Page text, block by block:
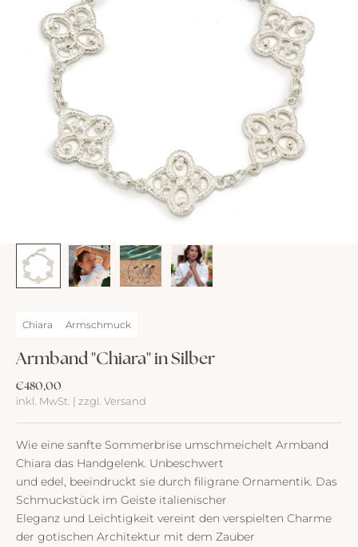
Chiara Armschmuck
Armband "Chiara" in Silber
Angebot
€480,00
inkl. MwSt. | zzgl. Versand
Wie eine sanfte Sommerbrise umschmeichelt Armband
Chiara das Handgelenk. Unbeschwert
und edel, beeindruckt sie durch filigrane Ornamentik. Das
Schmuckstück im Geiste italienischer
Eleganz und Leichtigkeit vereint den verspielten Charme
der gotischen Architektur mit dem Zauber